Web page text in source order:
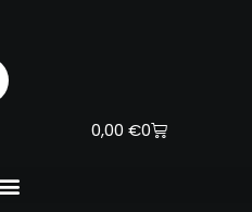
0,00 €0
Warenkorb